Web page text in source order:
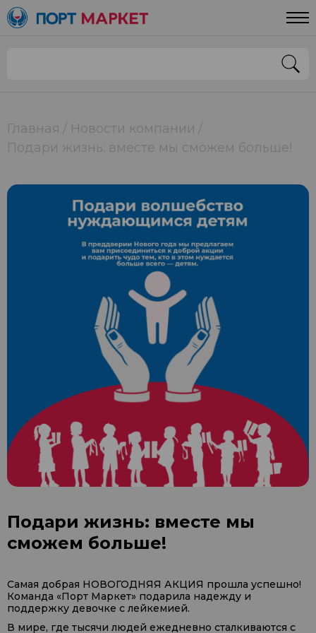
Главная
Новости компании
Подари жизнь: вместе мы сможем больше!
Подари жизнь: вместе мы
сможем больше!
Самая добрая НОВОГОДНЯЯ АКЦИЯ прошла успешно!
Команда «Порт Маркет» подарила надежду и
поддержку девочке с лейкемией.
В мире, где тысячи людей ежедневно сталкиваются с